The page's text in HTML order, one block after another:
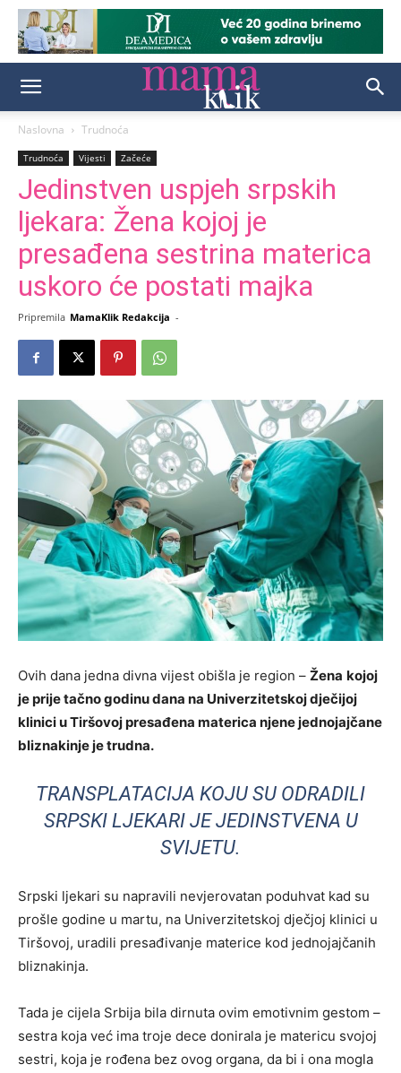
Naslovna Trudnoća
Trudnoća Vijesti Začeće
Jedinstven uspjeh srpskih
ljekara: Žena kojoj je
presađena sestrina materica
uskoro će postati majka
Pripremila MamaKlik Redakcija -
Ovih dana jedna divna vijest obišla je region – Žena kojoj
je prije tačno godinu dana na Univerzitetskoj dječijoj
klinici u Tiršovoj presađena materica njene jednojajčane
bliznakinje je trudna.
TRANSPLATACIJA KOJU SU ODRADILI
SRPSKI LJEKARI JE JEDINSTVENA U
SVIJETU.
Srpski ljekari su napravili nevjerovatan poduhvat kad su
prošle godine u martu, na Univerzitetskoj dječjoj klinici u
Tiršovoj, uradili presađivanje materice kod jednojajčanih
bliznakinja.
Tada je cijela Srbija bila dirnuta ovim emotivnim gestom –
sestra koja već ima troje dece donirala je matericu svojoj
sestri, koja je rođena bez ovog organa, da bi i ona mogla